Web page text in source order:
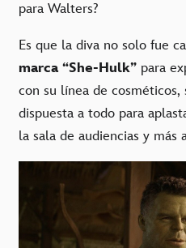
para Walters?
Es que la diva no solo fue
marca “She-Hulk” para
con su línea de
dispuesta a todo para
la sala de audiencias y más